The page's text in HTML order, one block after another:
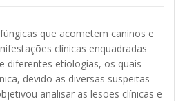
que acometem caninos e
clínicas enquadradas
diferentes etiologias, os quais
devido as diversas suspeitas
analisar as lesões clínicas e